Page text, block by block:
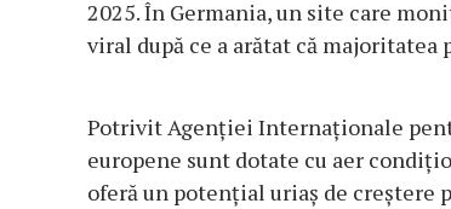
2025. În Germania, un site care
viral după ce a arătat că majoritatea
Potrivit Agenţiei Internaţionale
europene sunt dotate cu aer
oferă un potenţial uriaş de creştere